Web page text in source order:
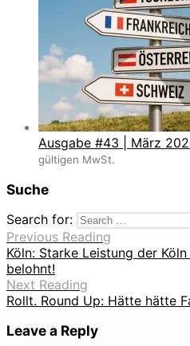
Ausgabe #43 | März
gültigen MwSt.
Suche
Search for:
Previous Reading
Köln: Starke Leistung der
belohnt!
Next Reading
Rollt. Round Up: Hätte hätte
Leave a Reply